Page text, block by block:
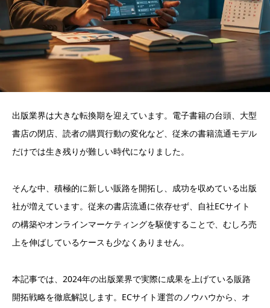
出版業界は大きな転換期を迎えています。電子書籍の台頭、大型
書店の閉店、読者の購買行動の変化など、従来の書籍流通モデル
だけでは生き残りが難しい時代になりました。
そんな中、積極的に新しい販路を開拓し、成功を収めている出版
社が増えています。従来の書店流通に依存せず、自社ECサイト
の構築やオンラインマーケティングを駆使することで、むしろ売
上を伸ばしているケースも少なくありません。
本記事では、2024年の出版業界で実際に成果を上げている販路
開拓戦略を徹底解説します。ECサイト運営のノウハウから、オ